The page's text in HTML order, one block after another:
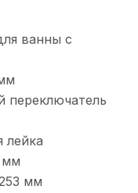
ванны с
переключатель
лейка
мм
мм